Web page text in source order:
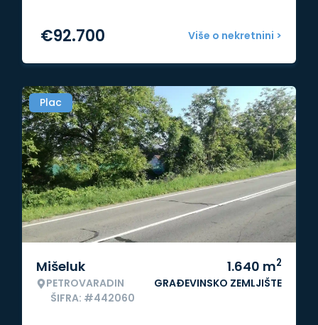
Više o nekretnini >
€92.700
Plac
Mišeluk
PETROVARADIN
ŠIFRA: #442060
1.640 m2
GRAĐEVINSKO ZEMLJIŠTE